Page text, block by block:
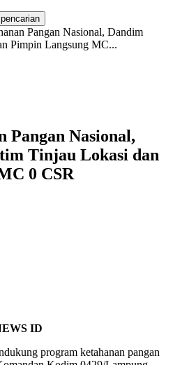
Pangan Nasional, Dandim
Pimpin Langsung MC...
Pangan Nasional,
Tinjau Lokasi dan
0 CSR
ID
program ketahanan pangan